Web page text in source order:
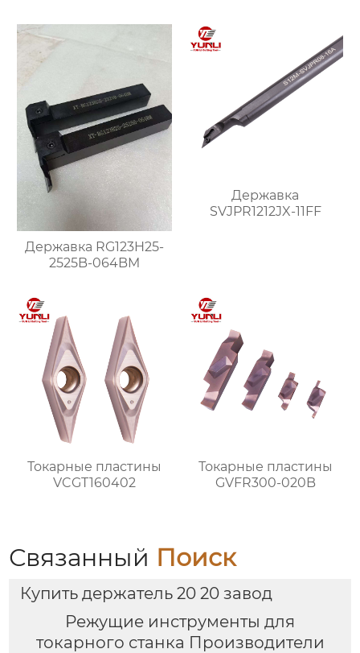
Державка RG123H25-
2525B-064BM
Державка
SVJPR1212JX-11FF
Токарные пластины
VCGT160402
Токарные пластины
GVFR300-020B
Связанный Поиск
Купить держатель 20 20 завод
Режущие инструменты для
токарного станка Производители